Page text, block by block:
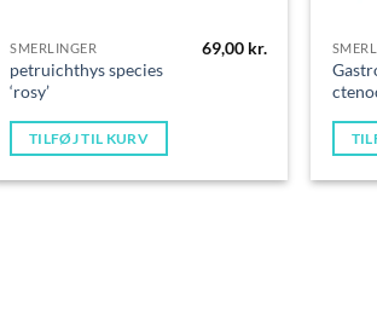
SMERLINGER
petruichthys species
‘rosy’
69,00 kr.
TILFØJ TIL KURV